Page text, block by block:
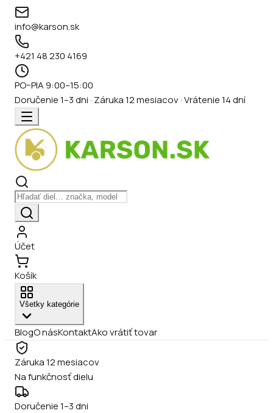
info@karson.sk
+421 48 230 4169
PO–PIA 9:00–15:00
Doručenie 1–3 dni · Záruka 12 mesiacov · Vrátenie 14 dní
Účet
Košík
Všetky kategórie
BlogO násKontaktAko vrátiť tovar
Záruka 12 mesiacov
Na funkčnosť dielu
Doručenie 1–3 dni